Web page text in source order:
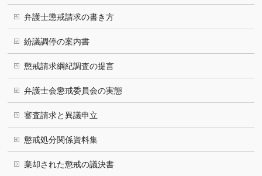
弁護士懲戒請求の書き方
紛議調停の案内書
懲戒請求綱紀調査の提言
弁護士会懲戒委員会の実態
審査請求と異議申立
懲戒処分関係資料集
棄却された懲戒の議決書